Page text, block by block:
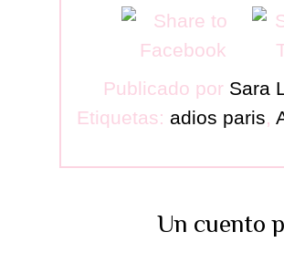
Publicado por Sara
Etiquetas: adios paris,
Un cuento